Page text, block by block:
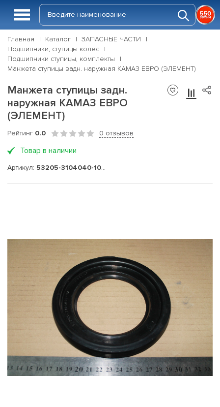
Главная Каталог
ЗАПАСНЫЕ ЧАСТИ
Подшипники, ступицы колес
Подшипники ступицы, комплекты
Манжета ступицы задн. наружная КАМАЗ ЕВРО (ЭЛЕМЕНТ)
Манжета ступицы задн.
наружная КАМАЗ ЕВРО
(ЭЛЕМЕНТ)
Рейтинг 0.0 0 отзывов
Товар в наличии
Артикул: 53205-3104040-10Э